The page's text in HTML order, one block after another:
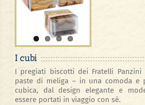
I cubi
I pregiati biscotti dei Fratelli
paste di meliga – in una comoda e
cubica, dal design elegante e
essere portati in viaggio con sè.